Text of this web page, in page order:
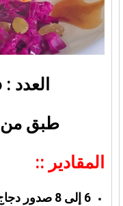
العدد : 6 إلى 8 أشخاص
طبق من :
المقادير ::
6 إلى 8 صدور دجاج مع جلدها